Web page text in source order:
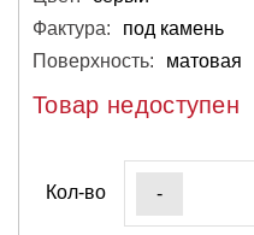
Фактура:
под камень
Поверхность:
матовая
Товар недоступен
Кол-во -